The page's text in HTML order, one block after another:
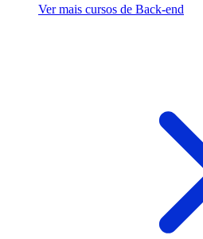
Ver mais cursos de Back-end